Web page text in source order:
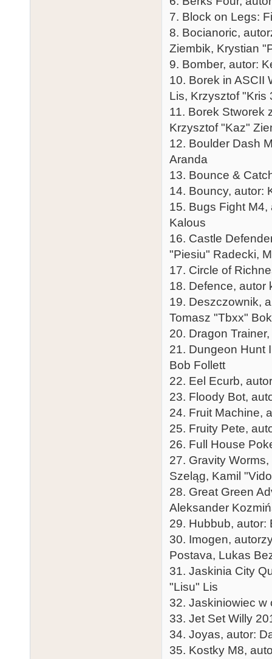
7. Block on Legs:
8. Bocianoric,
Ziembik, Krystian
9. Bomber, autor:
10. Borek in ASCII
Lis, Krzysztof "Kris
11. Borek Stworek
Krzysztof "Kaz"
12. Boulder Dash
Aranda
13. Bounce &
14. Bouncy, autor:
15. Bugs Fight
Kalous
16. Castle
"Piesiu" Radecki,
17. Circle of
18. Defence, autor
19. Deszczownik,
Tomasz "Tbxx"
20. Dragon
21. Dungeon Hunt
Bob Follett
22. Eel Ecurb,
23. Floody Bot,
24. Fruit Machine,
25. Fruity Pete,
26. Full House
27. Gravity
Szeląg, Kamil
28. Great Green
Aleksander
29. Hubbub, autor:
30. Imogen,
Postava, Lukas
31. Jaskinia City
"Lisu" Lis
32. Jaskiniowiec w
33. Jet Set Willy
34. Joyas, autor:
35. Kostky M8,